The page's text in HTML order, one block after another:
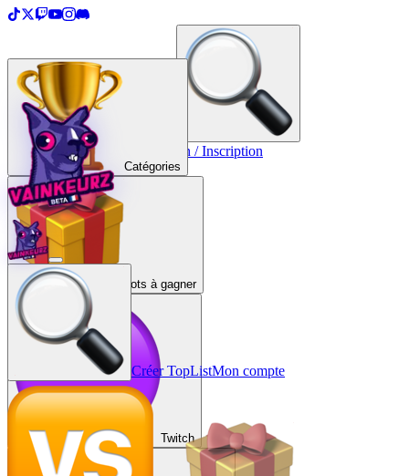
Créer une TopList Connexion / Inscription
Catégories
Lots à gagner
Twitch
Créer TopListMon compte